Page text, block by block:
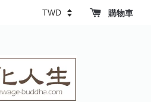
購物車